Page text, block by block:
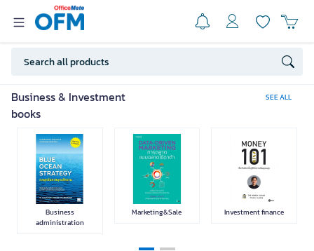
Politics
Education &
Teaching
Online Course Language
Business & Investment
books
SEE ALL
Business
administration
Marketing&Sale Investment finance